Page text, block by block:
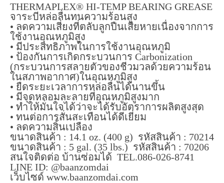
THERMAPLEX® HI-TEMP BEARING GREASE
จาระบีหล่อลื่นทนความร้อนสูง
• ลดความเสี่ยงที่ตลับลูกปืนเสียหายเนื่องจากการ
ใช้งานอุณหภูมิสูง
• มีประสิทธิภาพในการใช้งานอุณหภูมิ
• ป้องกันการเกิดกระบวนการ Carbonization
(กระบวนการสลายตัวของชีวมวลด้วยความร้อน
ในสภาพอากาศ)ในอุณหภูมิสูง
• ยืดระยะเวลาการหล่อลื่นได้นานขึ้น
• มีจุดหลอมละลายที่อุณหภูมิสูงมาก
• ทำให้มั่นใจได้ว่าจะได้รับอัตราการผลิตสูงสุด
• ทนต่อการสั่นสะเทือนได้ดีเยี่ยม
• ลดความสิ้นเปลือง
ขนาดสินค้า : 14.1 oz. (400 g) รหัสสินค้า : 70214
ขนาดสินค้า : 5 gal. (35 lbs.) รหัสสินค้า : 70206
สนใจติดต่อ บ้านซ่อมได้ TEL.086-026-8741
LINE ID: @baanzomdai
เว็บไซด์ www.baanzomdai.com